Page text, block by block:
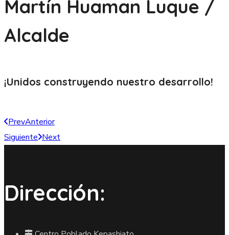
Martín Huaman Luque /
Alcalde
¡Unidos construyendo nuestro desarrollo!
PrevAnterior
Siguiente Next
Dirección: